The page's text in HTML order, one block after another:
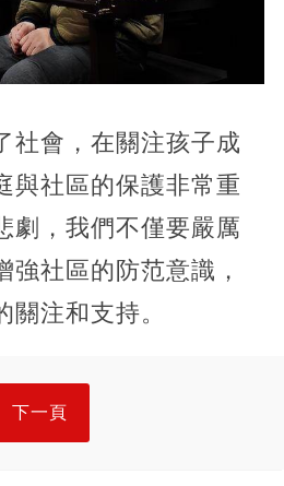
社會，在關注孩子成
與社區的保護非常重
劇，我們不僅要嚴厲
強社區的防范意識，
注和支持。
下一頁